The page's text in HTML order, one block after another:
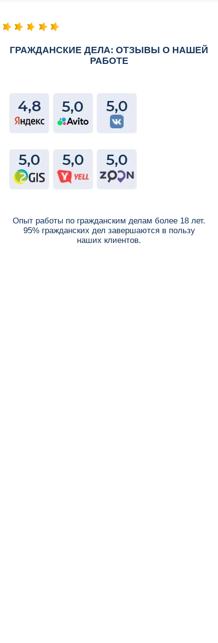
ГРАЖДАНСКИЕ ДЕЛА: ОТЗЫВЫ О НАШЕЙ
РАБОТЕ
Опыт работы по гражданским делам более 18 лет.
95% гражданских дел завершаются в пользу
наших клиентов.